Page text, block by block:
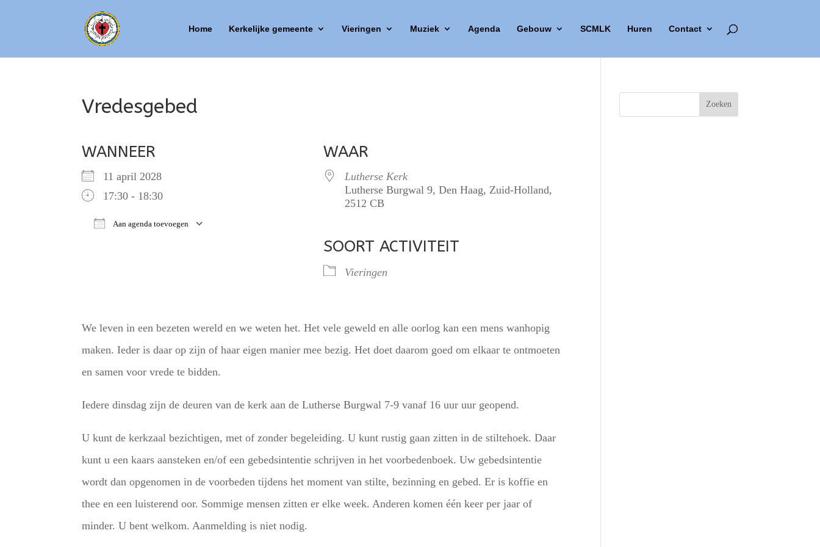
Home Kerkelijke gemeente Vieringen Muziek Agenda Gebouw SCMLK Huren Contact
Vredesgebed
WANNEER
11 april 2028
17:30 - 18:30
Aan agenda toevoegen
iCalendar
WAAR
Lutherse Kerk
Lutherse Burgwal 9, Den Haag, Zuid-Holland,
2512 CB
SOORT ACTIVITEIT
Vieringen
We leven in een bezeten wereld en we weten het. Het vele geweld en alle oorlog kan een mens wanhopig
maken. Ieder is daar op zijn of haar eigen manier mee bezig. Het doet daarom goed om elkaar te ontmoeten
en samen voor vrede te bidden.
Iedere dinsdag zijn de deuren van de kerk aan de Lutherse Burgwal 7-9 vanaf 16 uur uur geopend.
U kunt de kerkzaal bezichtigen, met of zonder begeleiding. U kunt rustig gaan zitten in de stiltehoek. Daar
kunt u een kaars aansteken en/of een gebedsintentie schrijven in het voorbedenboek. Uw gebedsintentie
wordt dan opgenomen in de voorbeden tijdens het moment van stilte, bezinning en gebed. Er is koffie en
thee en een luisterend oor. Sommige mensen zitten er elke week. Anderen komen één keer per jaar of
minder. U bent welkom. Aanmelding is niet nodig.